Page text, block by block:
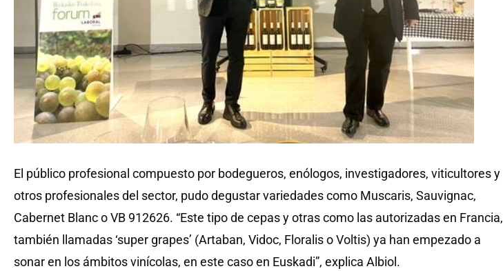
El público profesional compuesto por bodegueros, enólogos, investigadores, viticultores y
otros profesionales del sector, pudo degustar variedades como Muscaris, Sauvignac,
Cabernet Blanc o VB 912626. “Este tipo de cepas y otras como las autorizadas en Francia,
también llamadas ‘super grapes’ (Artaban, Vidoc, Floralis o Voltis) ya han empezado a
sonar en los ámbitos vinícolas, en este caso en Euskadi”, explica Albiol.